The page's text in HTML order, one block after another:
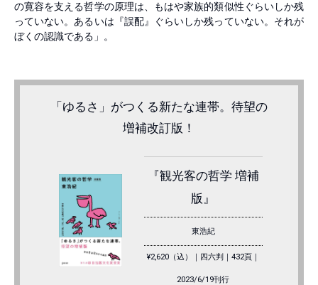
の寛容を支える哲学の原理は、もはや家族的類似性ぐらいしか残
っていない。あるいは『誤配』ぐらいしか残っていない。それが
ぼくの認識である」。
「ゆるさ」がつくる新たな連帯。待望の
増補改訂版！
『観光客の哲学 増補
版』
東浩紀
¥2,620（込）｜四六判｜432頁｜
2023/6/19刊行